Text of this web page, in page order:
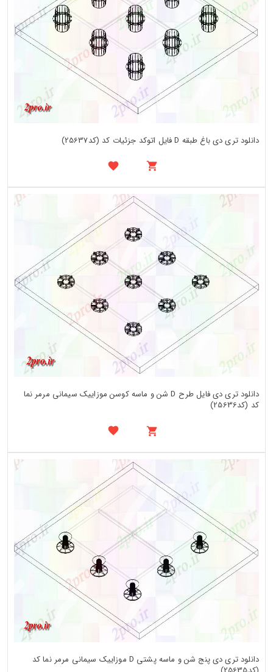
دانلود تری دی باغ طبقه D فایل اتوکد جزئیات کد (کد25637)
دانلود تری دی فایل طرح D شن و ماسه کوسن موزاییک سیمانی مرمر نما
کد (کد25636)
دانلود تری دی پنج شن و ماسه پشتی D موزاییک سیمانی مرمر نما کد